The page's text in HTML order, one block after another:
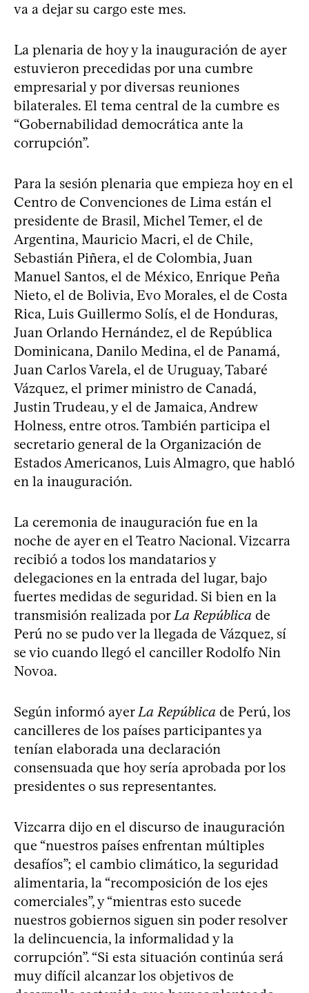
va a dejar su cargo este mes.
La plenaria de hoy y la inauguración de ayer
estuvieron precedidas por una cumbre
empresarial y por diversas reuniones
bilaterales. El tema central de la cumbre es
“Gobernabilidad democrática ante la
corrupción”.
Para la sesión plenaria que empieza hoy en el
Centro de Convenciones de Lima están el
presidente de Brasil, Michel Temer, el de
Argentina, Mauricio Macri, el de Chile,
Sebastián Piñera, el de Colombia, Juan
Manuel Santos, el de México, Enrique Peña
Nieto, el de Bolivia, Evo Morales, el de Costa
Rica, Luis Guillermo Solís, el de Honduras,
Juan Orlando Hernández, el de República
Dominicana, Danilo Medina, el de Panamá,
Juan Carlos Varela, el de Uruguay, Tabaré
Vázquez, el primer ministro de Canadá,
Justin Trudeau, y el de Jamaica, Andrew
Holness, entre otros. También participa el
secretario general de la Organización de
Estados Americanos, Luis Almagro, que habló
en la inauguración.
La ceremonia de inauguración fue en la
noche de ayer en el Teatro Nacional. Vizcarra
recibió a todos los mandatarios y
delegaciones en la entrada del lugar, bajo
fuertes medidas de seguridad. Si bien en la
transmisión realizada porLa República de
Perú no se pudo ver la llegada de Vázquez, sí
se vio cuando llegó el canciller Rodolfo Nin
Novoa.
Según informó ayerLa República de Perú, los
cancilleres de los países participantes ya
tenían elaborada una declaración
consensuada que hoy sería aprobada por los
presidentes o sus representantes.
Vizcarra dijo en el discurso de inauguración
que “nuestros países enfrentan múltiples
desafíos”; el cambio climático, la seguridad
alimentaria, la “recomposición de los ejes
comerciales”, y “mientras esto sucede
nuestros gobiernos siguen sin poder resolver
la delincuencia, la informalidad y la
corrupción”. “Si esta situación continúa será
muy difícil alcanzar los objetivos de